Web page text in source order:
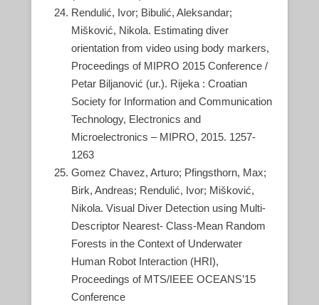
Rendulić, Ivor; Bibulić, Aleksandar;
Mišković, Nikola. Estimating diver
orientation from video using body markers,
Proceedings of MIPRO 2015 Conference /
Petar Biljanović (ur.). Rijeka : Croatian
Society for Information and Communication
Technology, Electronics and
Microelectronics – MIPRO, 2015. 1257-
1263
Gomez Chavez, Arturo; Pfingsthorn, Max;
Birk, Andreas; Rendulić, Ivor; Mišković,
Nikola. Visual Diver Detection using Multi-
Descriptor Nearest- Class-Mean Random
Forests in the Context of Underwater
Human Robot Interaction (HRI),
Proceedings of MTS/IEEE OCEANS’15
Conference